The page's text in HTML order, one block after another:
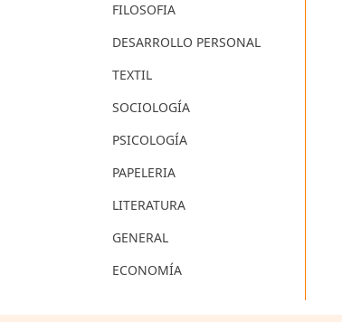
FILOSOFIA
DESARROLLO PERSONAL
TEXTIL
SOCIOLOGÍA
PSICOLOGÍA
PAPELERIA
LITERATURA
GENERAL
ECONOMÍA